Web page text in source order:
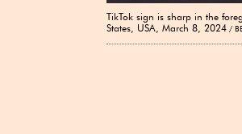
TikTok sign is sharp in the
States, USA, March 8, 2024